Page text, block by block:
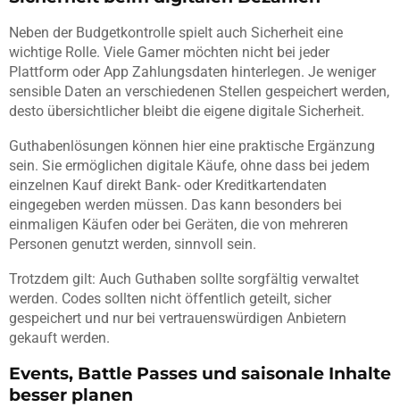
Neben der Budgetkontrolle spielt auch Sicherheit eine
wichtige Rolle. Viele Gamer möchten nicht bei jeder
Plattform oder App Zahlungsdaten hinterlegen. Je weniger
sensible Daten an verschiedenen Stellen gespeichert werden,
desto übersichtlicher bleibt die eigene digitale Sicherheit.
Guthabenlösungen können hier eine praktische Ergänzung
sein. Sie ermöglichen digitale Käufe, ohne dass bei jedem
einzelnen Kauf direkt Bank- oder Kreditkartendaten
eingegeben werden müssen. Das kann besonders bei
einmaligen Käufen oder bei Geräten, die von mehreren
Personen genutzt werden, sinnvoll sein.
Trotzdem gilt: Auch Guthaben sollte sorgfältig verwaltet
werden. Codes sollten nicht öffentlich geteilt, sicher
gespeichert und nur bei vertrauenswürdigen Anbietern
gekauft werden.
Events, Battle Passes und saisonale Inhalte
besser planen